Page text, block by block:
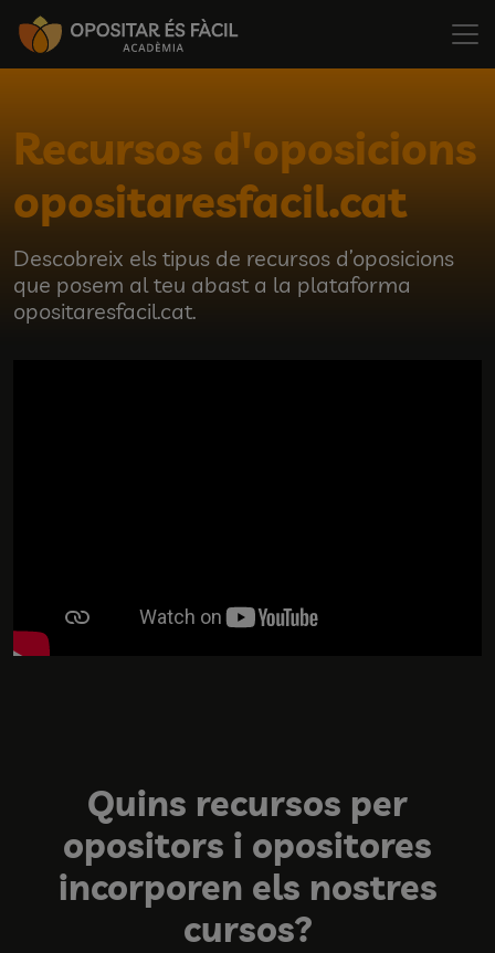
Recursos d'oposicions
opositaresfacil.cat
Descobreix els tipus de recursos d’oposicions
que posem al teu abast a la plataforma
opositaresfacil.cat.
Quins recursos per
opositors i opositores
incorporen els nostres
cursos?